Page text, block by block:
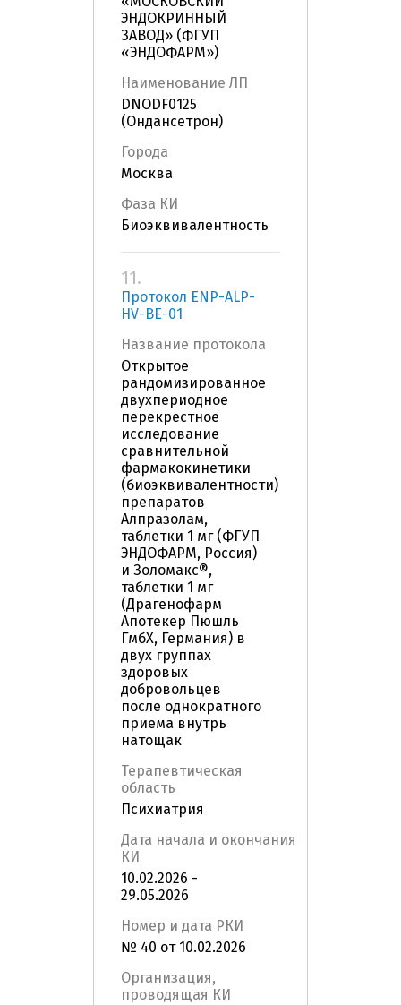
ЭНДОКРИННЫЙ
ЗАВОД» (ФГУП
«ЭНДОФАРМ»)
Наименование ЛП
DNODF0125
(Ондансетрон)
Города
Москва
Фаза КИ
Биоэквивалентность
11.
Протокол ENP-ALP-
HV-BE-01
Название протокола
Открытое
рандомизированное
двухпериодное
перекрестное
исследование
сравнительной
фармакокинетики
(биоэквивалентности)
препаратов
Алпразолам,
таблетки 1 мг (ФГУП
ЭНДОФАРМ, Россия)
и Золомакс®,
таблетки 1 мг
(Драгенофарм
Апотекер Пюшль
ГмбХ, Германия) в
двух группах
здоровых
добровольцев
после однократного
приема внутрь
натощак
Терапевтическая
область
Психиатрия
Дата начала и окончания
КИ
10.02.2026 -
29.05.2026
Номер и дата РКИ
№ 40 от 10.02.2026
Организация,
проводящая КИ